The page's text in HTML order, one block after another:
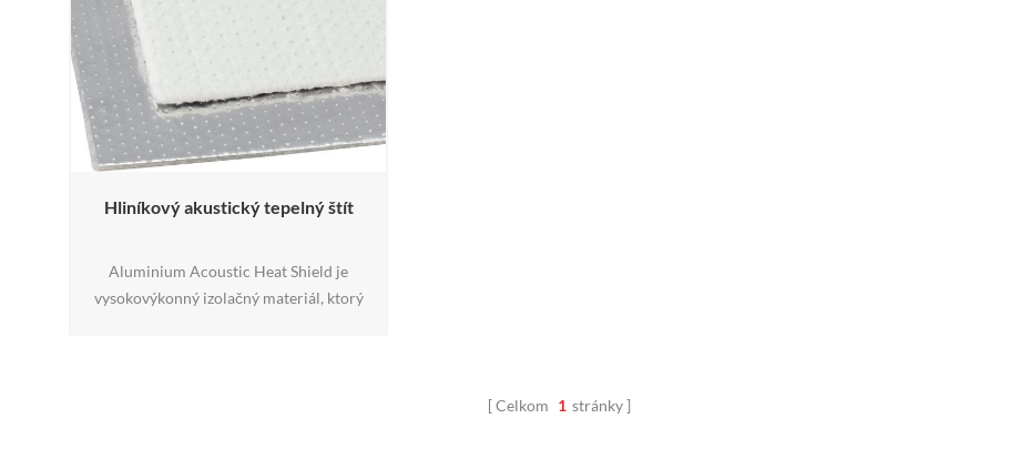
Hliníkový akustický tepelný štít
Aluminium Acoustic Heat Shield je
vysokovýkonný izolačný materiál, ktorý
Celkom 1 stránky